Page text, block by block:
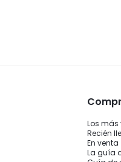
Los
Recién
En venta
La guía